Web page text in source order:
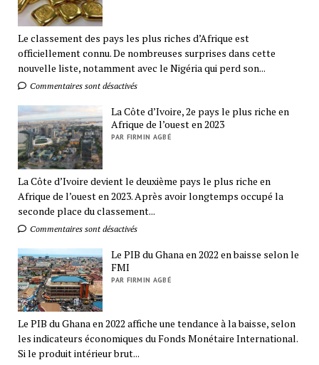
Le classement des pays les plus riches d’Afrique est
officiellement connu. De nombreuses surprises dans cette
nouvelle liste, notamment avec le Nigéria qui perd son...
Commentaires sont désactivés
La Côte d’Ivoire, 2e pays le plus riche en
Afrique de l’ouest en 2023
PAR FIRMIN AGBÉ
La Côte d’Ivoire devient le deuxième pays le plus riche en
Afrique de l’ouest en 2023. Après avoir longtemps occupé la
seconde place du classement...
Commentaires sont désactivés
Le PIB du Ghana en 2022 en baisse selon le
FMI
PAR FIRMIN AGBÉ
Le PIB du Ghana en 2022 affiche une tendance à la baisse, selon
les indicateurs économiques du Fonds Monétaire International.
Si le produit intérieur brut...